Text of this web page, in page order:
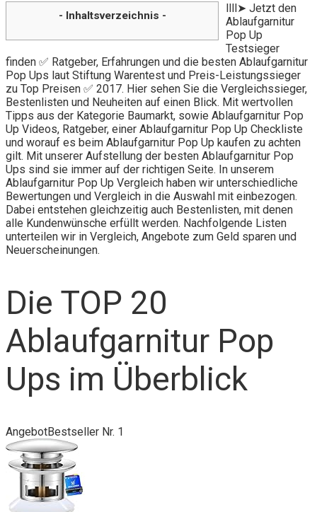
- Inhaltsverzeichnis -
llll➤ Jetzt den
Ablaufgarnitur
Pop Up
Testsieger
finden ✅ Ratgeber, Erfahrungen und die besten Ablaufgarnitur
Pop Ups laut Stiftung Warentest und Preis-Leistungssieger
zu Top Preisen ✅ 2017. Hier sehen Sie die Vergleichssieger,
Bestenlisten und Neuheiten auf einen Blick. Mit wertvollen
Tipps aus der Kategorie Baumarkt, sowie Ablaufgarnitur Pop
Up Videos, Ratgeber, einer Ablaufgarnitur Pop Up Checkliste
und worauf es beim Ablaufgarnitur Pop Up kaufen zu achten
gilt. Mit unserer Aufstellung der besten Ablaufgarnitur Pop
Ups sind sie immer auf der richtigen Seite. In unserem
Ablaufgarnitur Pop Up Vergleich haben wir unterschiedliche
Bewertungen und Vergleich in die Auswahl mit einbezogen.
Dabei entstehen gleichzeitig auch Bestenlisten, mit denen
alle Kundenwünsche erfüllt werden. Nachfolgende Listen
unterteilen wir in Vergleich, Angebote zum Geld sparen und
Neuerscheinungen.
Die TOP 20
Ablaufgarnitur Pop
Ups im Überblick
AngebotBestseller Nr. 1